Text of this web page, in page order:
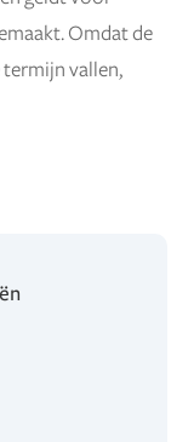
Omdat de
termijn vallen,